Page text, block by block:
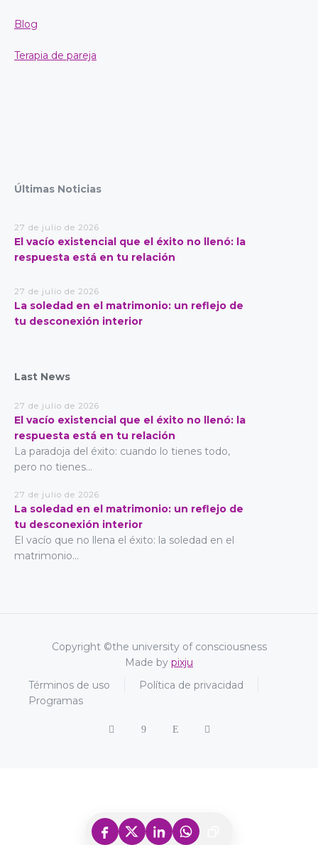
Blog
Terapia de pareja
Últimas Noticias
27 de julio de 2026
El vacío existencial que el éxito no llenó: la
respuesta está en tu relación
27 de julio de 2026
La soledad en el matrimonio: un reflejo de
tu desconexión interior
Last News
27 de julio de 2026
El vacío existencial que el éxito no llenó: la
respuesta está en tu relación
La paradoja del éxito: cuando lo tienes todo,
pero no tienes...
27 de julio de 2026
La soledad en el matrimonio: un reflejo de
tu desconexión interior
El vacío que no llena el éxito: la soledad en el
matrimonio...
Copyright ©the university of consciousness
Made by pixju
Términos de uso
Política de privacidad
Programas